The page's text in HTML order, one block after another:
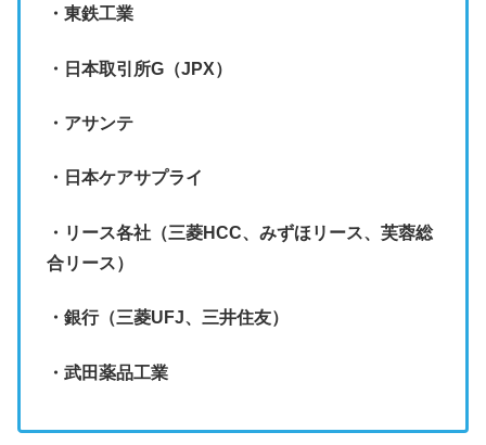
・東鉄工業
・日本取引所G（JPX）
・アサンテ
・日本ケアサプライ
・リース各社（三菱HCC、みずほリース、芙蓉総
合リース）
・銀行（三菱UFJ、三井住友）
・武田薬品工業